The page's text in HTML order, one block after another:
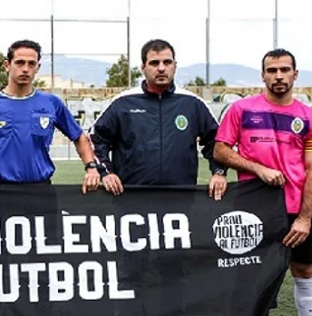
Màrqueting
En compartir
els teus
interessos i
comportament
mentre
navegues pel
nostre lloc
web
incrementes la
possibilitat de
mirar només
anuncis,
contingut